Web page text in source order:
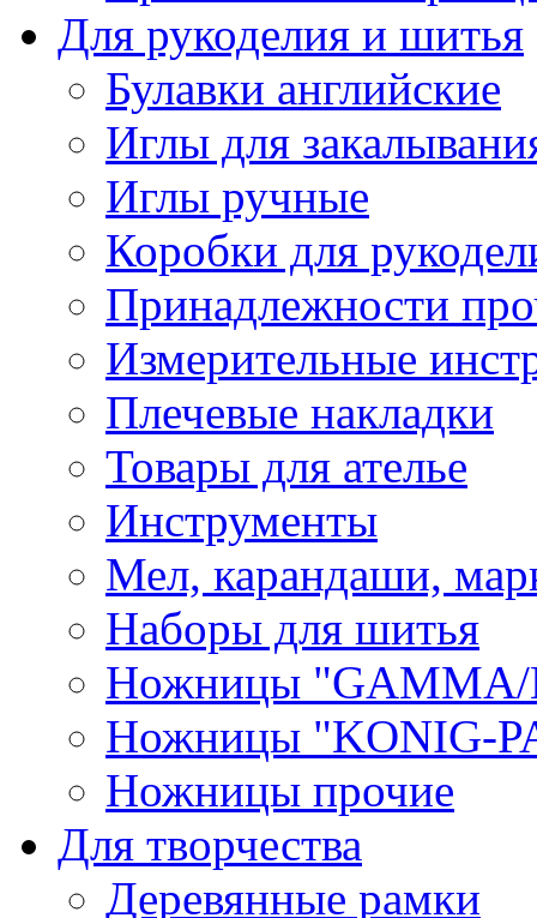
Для рукоделия и шитья
Булавки английские
Иглы для
Иглы ручные
Коробки для
Принадлежности
Измерительные
Плечевые накладки
Товары для ателье
Инструменты
Мел, карандаши,
Наборы для шитья
Ножницы "GAMMA/
Ножницы "KONIG-
Ножницы прочие
Для творчества
Деревянные рамки